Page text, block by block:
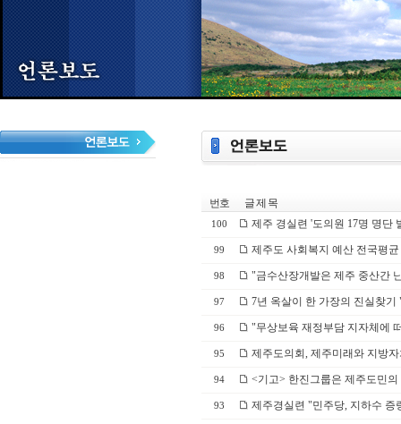
번호 글 제 목
100 제주 경실련 '도의원 17명 명단
99 제주도 사회복지 예산 전국평
98 "금수산장개발은 제주 중산간
97 7년 옥살이 한 가장의 진실찾
96 "무상보육 재정부담 지자체에
95 제주도의회, 제주미래와 지방
94 <기고> 한진그룹은 제주도민
93 제주경실련 "민주당, 지하수 증